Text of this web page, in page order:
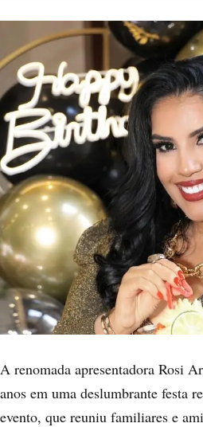
A renomada apresentadora Rosi
anos em uma deslumbrante festa
evento, que reuniu familiares e